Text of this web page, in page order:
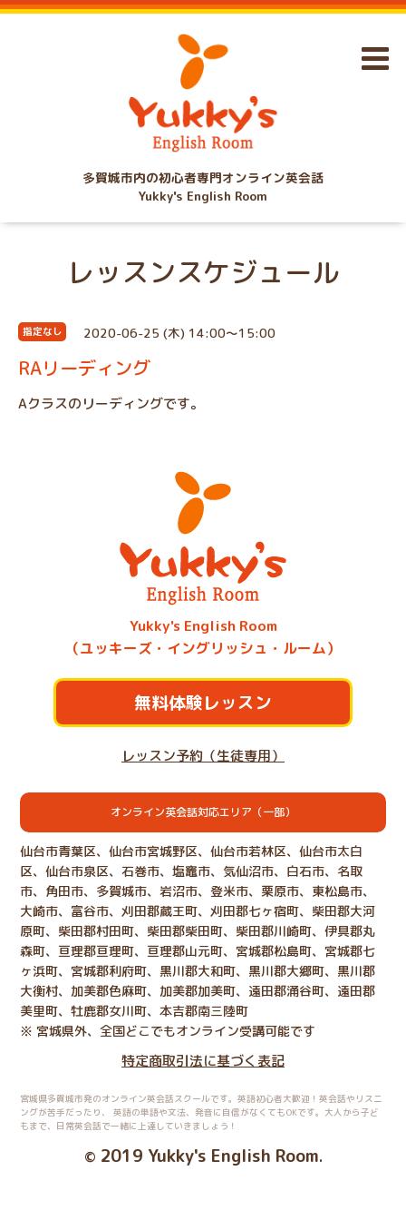
多賀城市内の初心者専門オンライン英会話
Yukky's English Room
レッスンスケジュール
指定なし 2020-06-25 (木) 14:00～15:00
RAリーディング
Aクラスのリーディングです。
Yukky's English Room
（ユッキーズ・イングリッシュ・ルーム）
無料体験レッスン
レッスン予約（生徒専用）
オンライン英会話対応エリア（一部）
仙台市青葉区、仙台市宮城野区、仙台市若林区、仙台市太白
区、仙台市泉区、石巻市、塩竈市、気仙沼市、白石市、名取
市、角田市、多賀城市、岩沼市、登米市、栗原市、東松島市、
大崎市、富谷市、刈田郡蔵王町、刈田郡七ヶ宿町、柴田郡大河
原町、柴田郡村田町、柴田郡柴田町、柴田郡川崎町、伊具郡丸
森町、亘理郡亘理町、亘理郡山元町、宮城郡松島町、宮城郡七
ヶ浜町、宮城郡利府町、黒川郡大和町、黒川郡大郷町、黒川郡
大衡村、加美郡色麻町、加美郡加美町、遠田郡涌谷町、遠田郡
美里町、牡鹿郡女川町、本吉郡南三陸町
※ 宮城県外、全国どこでもオンライン受講可能です
特定商取引法に基づく表記
宮城県多賀城市発のオンライン英会話スクールです。英語初心者大歓迎！英会話やリスニ
ングが苦手だったり、
英語の単語や文法、発音に自信がなくてもOKです。大人から子ど
もまで、日常英会話で一緒に上達していきましょう！
© 2019 Yukky's English Room.